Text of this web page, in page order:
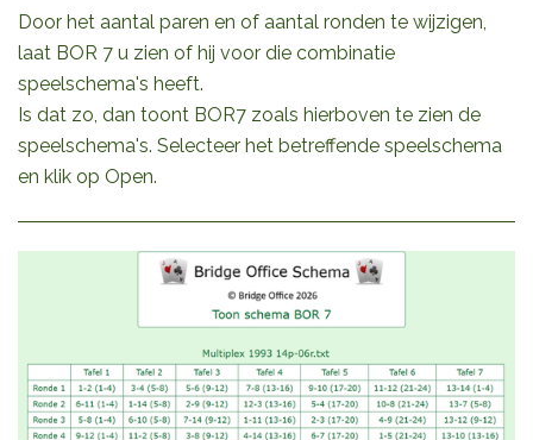
Door het aantal paren en of aantal ronden te wijzigen,
laat BOR 7 u zien of hij voor die combinatie
speelschema's heeft.
Is dat zo, dan toont BOR7 zoals hierboven te zien de
speelschema's. Selecteer het betreffende speelschema
en klik op Open.